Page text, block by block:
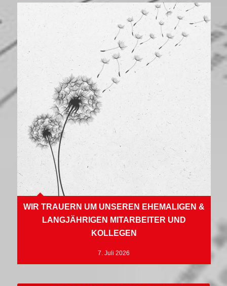
WIR TRAUERN UM UNSEREN EHEMALIGEN &
LANGJÄHRIGEN MITARBEITER UND
KOLLEGEN
7. Juli 2026